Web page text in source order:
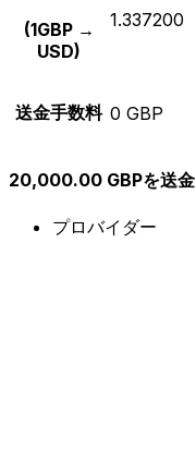
(1GBP →
USD)
1.337200
送金手数料 0 GBP
20,000.00 GBPを送金
プロバイダー